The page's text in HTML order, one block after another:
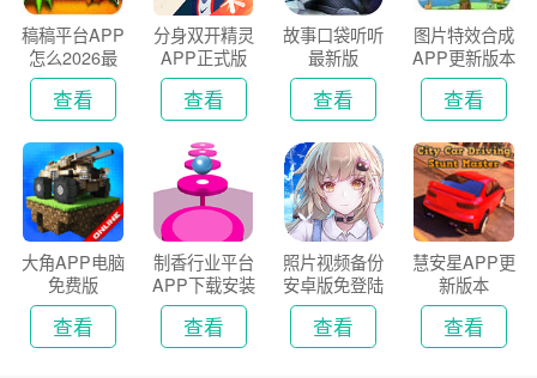
稿稿平台APP
怎么2026最
新版
查看
分身双开精灵
APP正式版
查看
故事口袋听听
最新版
查看
图片特效合成
APP更新版本
2026
查看
大角APP电脑
免费版
查看
制香行业平台
APP下载安装
2026
查看
照片视频备份
安卓版免登陆
版
查看
慧安星APP更
新版本
查看